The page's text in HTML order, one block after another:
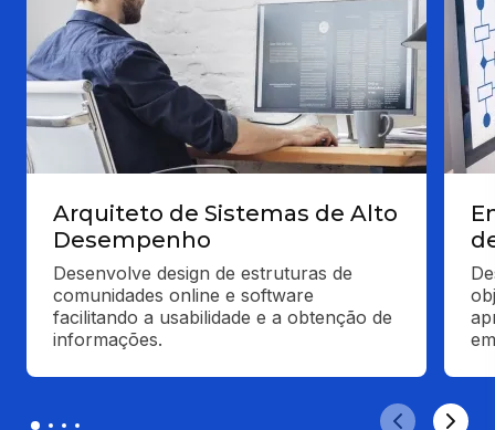
Arquiteto de Sistemas de Alto
Desempenho
Desenvolve design de estruturas de
comunidades online e software
facilitando a usabilidade e a obtenção de
informações.